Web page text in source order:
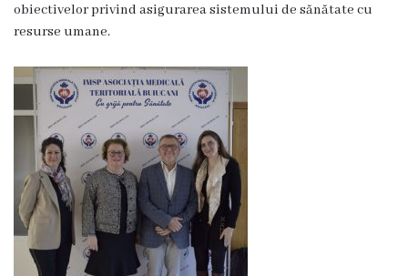
Staționar
de
Centrul
Medicilor
de
Familie
nr.4
Secția
Medicină
de
obiectivelor privind asigurarea sistemului de sănătate cu
resurse umane.